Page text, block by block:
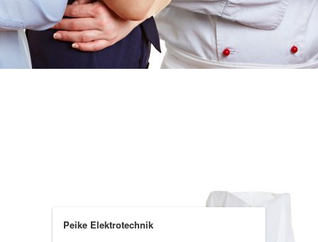
Peike Elektrotechnik